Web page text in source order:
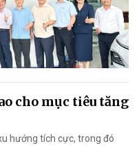
cho mục tiêu tăng
hướng tích cực, trong đó